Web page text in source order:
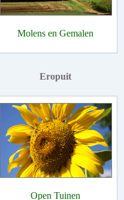
Molens en Gemalen
Eropuit
Open Tuinen